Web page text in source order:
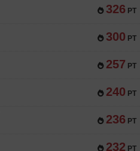
326 PT
300 PT
257 PT
240 PT
236 PT
232 PT